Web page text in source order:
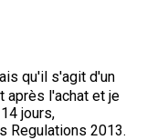
qu'il s'agit d'un
après l'achat et je
jours,
Regulations 2013.